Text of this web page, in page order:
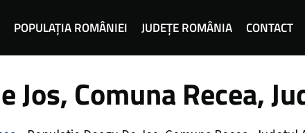
POPULAȚIA ROMÂNIEI JUDEȚE ROMÂNIA CONTACT
Jos, Comuna Recea,